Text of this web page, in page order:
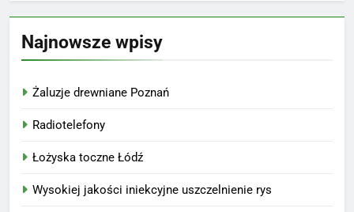
Najnowsze wpisy
Żaluzje drewniane Poznań
Radiotelefony
Łożyska toczne Łódź
Wysokiej jakości iniekcyjne uszczelnienie rys